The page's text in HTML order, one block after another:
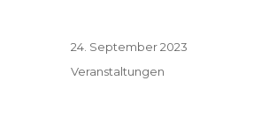
Veröffentlicht
24. September 2023
Kategorien
Veranstaltungen